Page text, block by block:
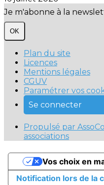
Je m'abonne à la
OK
Plan du site
Licences
Mentions légales
CGUV
Paramétrer vos
Se connecter
Propulsé par
associations
Notification lors de la
Vos choix en